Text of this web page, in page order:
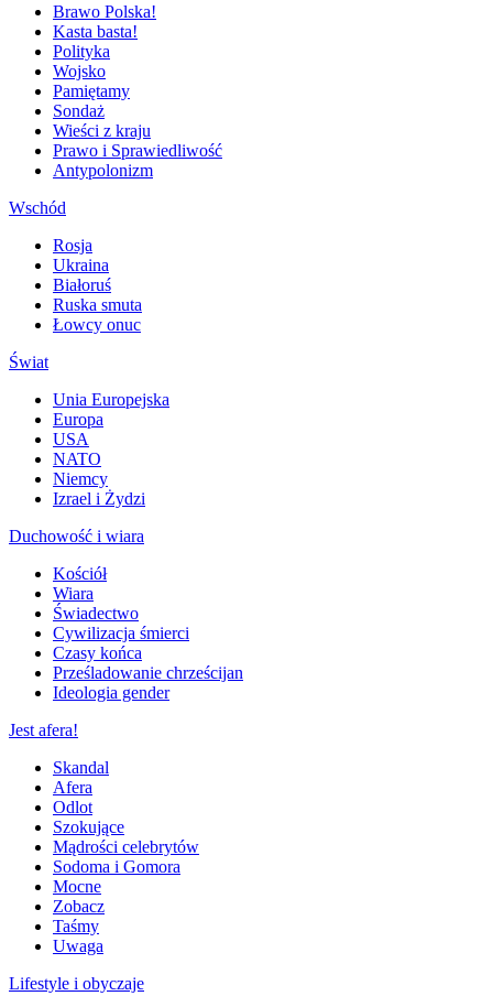
Brawo Polska!
Kasta basta!
Polityka
Wojsko
Pamiętamy
Sondaż
Wieści z kraju
Prawo i Sprawiedliwość
Antypolonizm
Wschód
Rosja
Ukraina
Białoruś
Ruska smuta
Łowcy onuc
Świat
Unia Europejska
Europa
USA
NATO
Niemcy
Izrael i Żydzi
Duchowość i wiara
Kościół
Wiara
Świadectwo
Cywilizacja śmierci
Czasy końca
Prześladowanie chrześcijan
Ideologia gender
Jest afera!
Skandal
Afera
Odlot
Szokujące
Mądrości celebrytów
Sodoma i Gomora
Mocne
Zobacz
Taśmy
Uwaga
Lifestyle i obyczaje